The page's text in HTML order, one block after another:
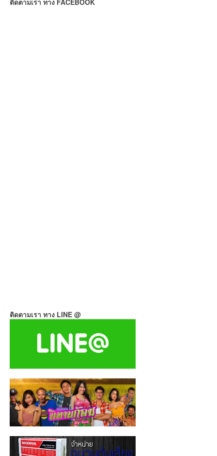
ติดตามเรา ทาง FACEBOOK
ติดตามเรา ทาง LINE @